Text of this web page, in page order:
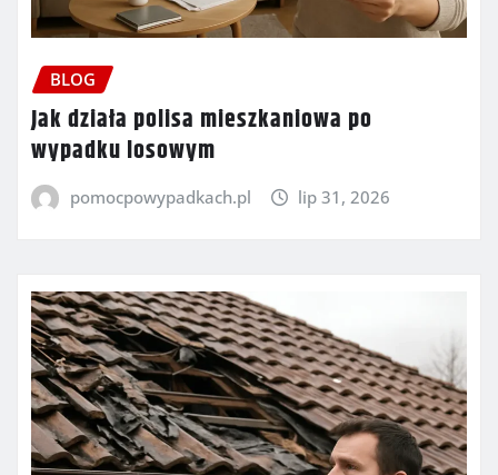
BLOG
Jak działa polisa mieszkaniowa po
wypadku losowym
pomocpowypadkach.pl lip 31, 2026